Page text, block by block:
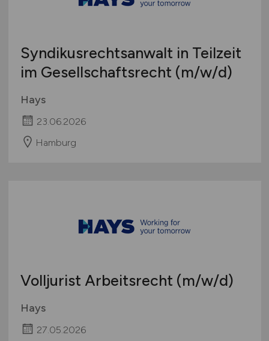
Syndikusrechtsanwalt in Teilzeit
im Gesellschaftsrecht (m/w/d)
Hays
23.06.2026
Hamburg
Volljurist Arbeitsrecht (m/w/d)
Hays
27.05.2026